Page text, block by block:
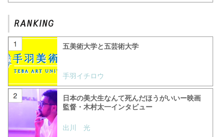
五美術大学と五芸術大学
手羽イチロウ
日本の美大生なんて死んだほうがいいー映画
監督・木村太一インタビュー
出川 光